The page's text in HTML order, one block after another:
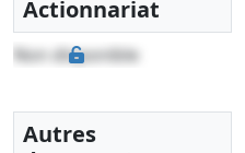
Actionnariat
Non disponible
Autres